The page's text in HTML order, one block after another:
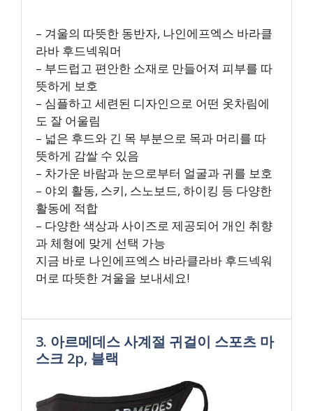
– 겨울의 따뜻한 동반자, 나인에프엑스 바라클
라바 후드넥워머
– 부드럽고 편안한 소재로 만들어져 피부를 따
뜻하게 보호
– 심플하고 세련된 디자인으로 어떤 옷차림에
도 잘 어울림
– 넓은 후드와 긴 목 부분으로 목과 머리를 따
뜻하게 감쌀 수 있음
– 차가운 바람과 눈으로부터 얼굴과 귀를 보호
– 야외 활동, 스키, 스노보드, 하이킹 등 다양한
활동에 적합
– 다양한 색상과 사이즈로 제공되어 개인 취향
과 체형에 맞게 선택 가능
지금 바로 나인에프엑스 바라클라바 후드넥워
머로 따뜻한 겨울을 보내세요!
3. 아르메데스 사계절 귀걸이 스포츠 마
스크 2p, 블랙